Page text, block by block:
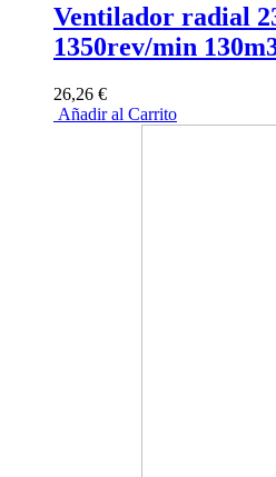
Ventilador radial
1350rev/min
26,26 €
Añadir al Carrito